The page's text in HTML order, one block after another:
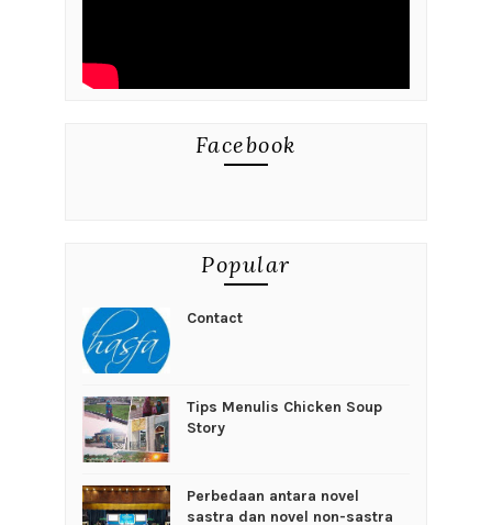
Facebook
Popular
Contact
Tips Menulis Chicken Soup
Story
Perbedaan antara novel
sastra dan novel non-sastra